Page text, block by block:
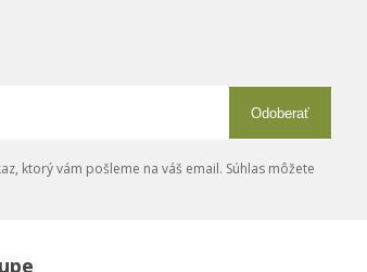
Odoberať
ktorý vám pošleme na váš email. Súhlas môžete